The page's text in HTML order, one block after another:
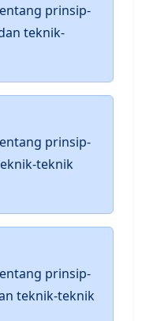
prinsip-
teknik-
prinsip-
teknik
prinsip-
teknik-teknik